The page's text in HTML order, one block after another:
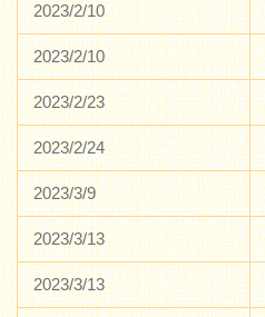
2023/2/10
2023/2/10
2023/2/23
2023/2/24
2023/3/9
2023/3/13
2023/3/13